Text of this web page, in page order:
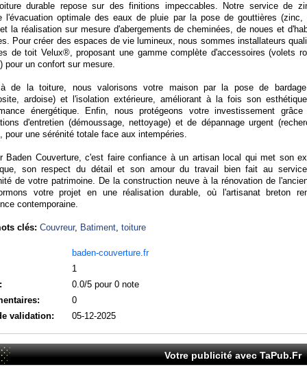
durable repose sur des finitions impeccables. Notre service de
l'évacuation optimale des eaux de pluie par la pose de gouttières (zinc,
la réalisation sur mesure d'abergements de cheminées, de noues et
Pour créer des espaces de vie lumineux, nous sommes installateurs
de toit Velux®, proposant une gamme complète d'accessoires (volets
pour un confort sur mesure.
de la toiture, nous valorisons votre maison par la pose de
ardoise) et l'isolation extérieure, améliorant à la fois son
énergétique. Enfin, nous protégeons votre investissement
d'entretien (démoussage, nettoyage) et de dépannage urgent
pour une sérénité totale face aux intempéries.
Baden Couverture, c'est faire confiance à un artisan local qui met son
son respect du détail et son amour du travail bien fait au
de votre patrimoine. De la construction neuve à la rénovation de
votre projet en une réalisation durable, où l'artisanat breton
contemporaine.
clés: Couvreur, Batiment, toiture
baden-couverture.fr
1
0.0/5 pour 0 note
0
validation:
05-12-2025
Votre publicité avec TaPub.Fr